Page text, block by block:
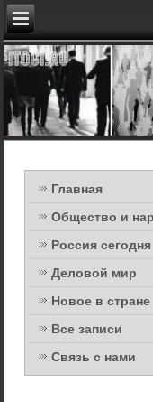
Главная
Общество и
Россия сегодня
Деловой мир
Новое в стране
Все записи
Связь с нами